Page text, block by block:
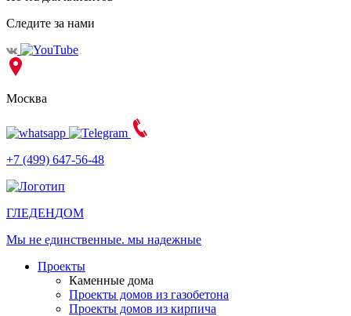
Следите за нами
Москва
+7 (499) 647-56-48
ГЛЕДЕНДОМ
Мы не единственные. мы надежные
Проекты
Каменные дома
Проекты домов из газобетона
Проекты домов из кирпича